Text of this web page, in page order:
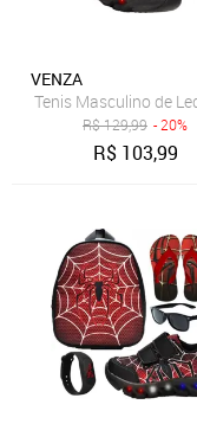
VENZA
Tenis Masculino de
R$129,99 - 20%
R$ 103,99